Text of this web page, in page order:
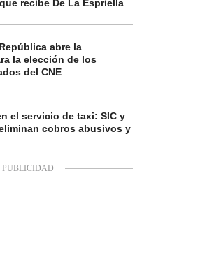
recibe De La Espriella
abre la
la elección de los
del CNE
el servicio de taxi: SIC y
cobros abusivos y